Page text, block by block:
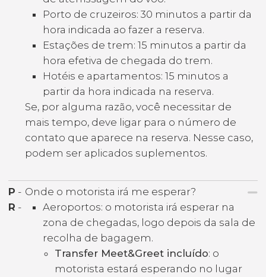
Porto de cruzeiros: 30 minutos a partir da
hora indicada ao fazer a reserva.
Estações de trem: 15 minutos a partir da
hora efetiva de chegada do trem.
Hotéis e apartamentos: 15 minutos a
partir da hora indicada na reserva.
Se, por alguma razão, você necessitar de
mais tempo, deve ligar para o número de
contato que aparece na reserva. Nesse caso,
podem ser aplicados suplementos.
P - Onde o motorista irá me esperar?
R -
Aeroportos: o motorista irá esperar na
zona de chegadas, logo depois da sala de
recolha de bagagem.
Transfer Meet&Greet incluído: o
motorista estará esperando no lugar